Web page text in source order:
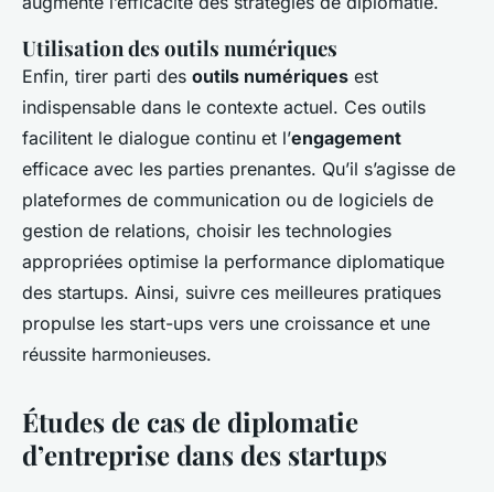
Utilisation des outils numériques
Enfin, tirer parti des outils numériques est
indispensable dans le contexte actuel. Ces outils
facilitent le dialogue continu et l’engagement
efficace avec les parties prenantes. Qu’il s’agisse de
plateformes de communication ou de logiciels de
gestion de relations, choisir les technologies
appropriées optimise la performance diplomatique
des startups. Ainsi, suivre ces meilleures pratiques
propulse les start-ups vers une croissance et une
réussite harmonieuses.
Études de cas de diplomatie
d’entreprise dans des startups